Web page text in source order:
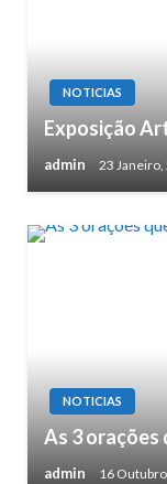
NOTICIAS
Exposição
admin 23 Janeiro,
NOTICIAS
As 3 orações
admin 16